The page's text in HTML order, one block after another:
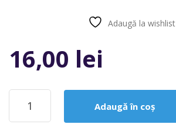
Adaugă la wishlist
16,00 lei
Cantitate
Teava
cupru
Adaugă în coș